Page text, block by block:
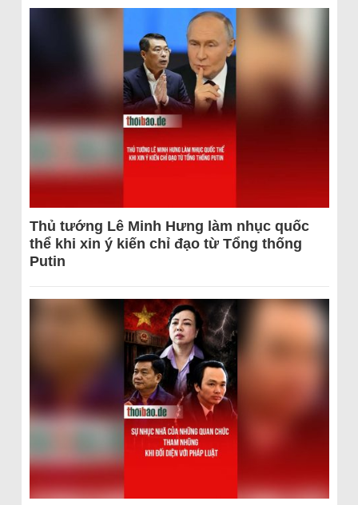
Thủ tướng Lê Minh Hưng làm nhục quốc
thể khi xin ý kiến chỉ đạo từ Tổng thống
Putin